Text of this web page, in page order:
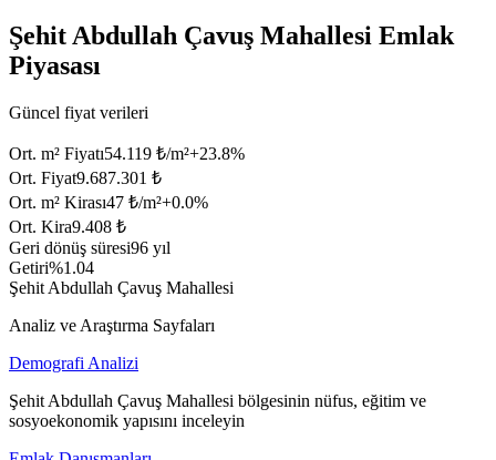
Şehit Abdullah Çavuş Mahallesi Emlak
Piyasası
Güncel fiyat verileri
Ort. m² Fiyatı54.119 ₺/m²+23.8%
Ort. Fiyat9.687.301 ₺
Ort. m² Kirası47 ₺/m²+0.0%
Ort. Kira9.408 ₺
Geri dönüş süresi96 yıl
Getiri%1.04
Şehit Abdullah Çavuş Mahallesi
Analiz ve Araştırma Sayfaları
Demografi Analizi
Şehit Abdullah Çavuş Mahallesi bölgesinin nüfus, eğitim ve
sosyoekonomik yapısını inceleyin